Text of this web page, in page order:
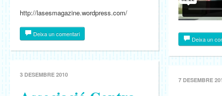
http://lasesmagazine.wordpress.com/
Deixa un comentari
3 DESEMBRE 2010
Deixa un
7 DESEMBRE